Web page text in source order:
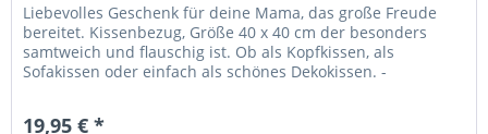
Liebevolles Geschenk für deine Mama, das große Freude
bereitet. Kissenbezug, Größe 40 x 40 cm der besonders
samtweich und flauschig ist. Ob als Kopfkissen, als
Sofakissen oder einfach als schönes Dekokissen. -
19,95 € *